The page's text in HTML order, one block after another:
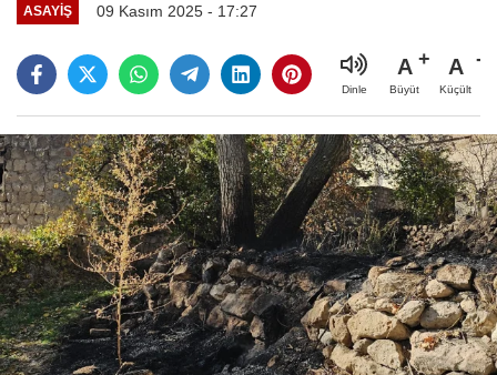
ASAYIŞ 09 Kasım 2025 - 17:27
Dinle
A
Büyüt
A
Küçült